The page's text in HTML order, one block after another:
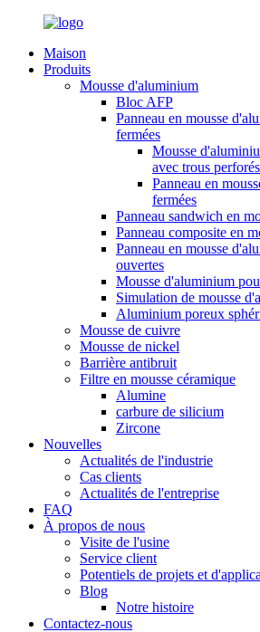
Maison
Produits
Mousse d'aluminium
Bloc AFP
Panneau en mousse
fermées
Mousse
avec trous perforés
Panneau en
fermées
Panneau sandwich en
Panneau composite en
Panneau en mousse
ouvertes
Mousse d'aluminium
Simulation de mousse
Aluminium poreux
Mousse de cuivre
Mousse de nickel
Barrière antibruit
Filtre en mousse céramique
Alumine
carbure de silicium
Zircone
Nouvelles
Actualités de l'industrie
Cas clients
Actualités de l'entreprise
FAQ
À propos de nous
Visite de l'usine
Service client
Potentiels de projets et
Blog
Notre histoire
Contactez-nous